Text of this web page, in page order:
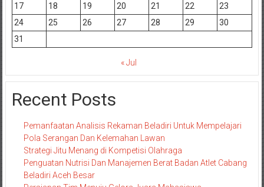
17
18 19 20 21 22
23
24
25 26 27 28 29
30
31
« Jul
Recent Posts
Pemanfaatan Analisis Rekaman Beladiri Untuk Mempelajari
Pola Serangan Dan Kelemahan Lawan
Strategi Jitu Menang di Kompetisi Olahraga
Penguatan Nutrisi Dan Manajemen Berat Badan Atlet Cabang
Beladiri Aceh Besar